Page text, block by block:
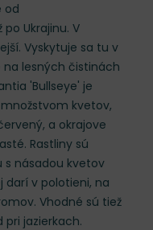
od
Ukrajinu. V
Vyskytuje sa tu v
lesných čistinách
'Bullseye' je
kvetov,
a okrajove
Rastliny sú
násadou kvetov
darí v polotieni, na
Vhodné sú tiež
pri jazierkach.